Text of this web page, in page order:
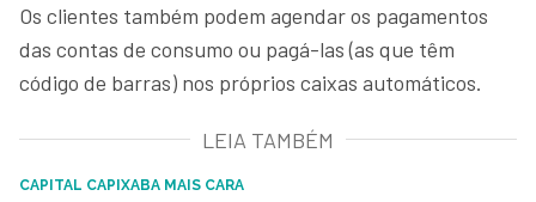
Os clientes também podem agendar os pagamentos
das contas de consumo ou pagá-las (as que têm
código de barras) nos próprios caixas automáticos.
LEIA TAMBÉM
CAPITAL CAPIXABA MAIS CARA